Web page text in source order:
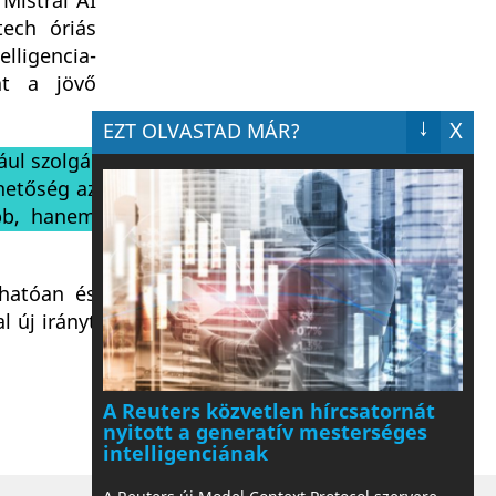
óriás
a jövő
szolgál
az
hanem
és
új irányt
EZT OLVASTAD MÁR? X
↓
A Reuters közvetlen hírcsatornát
nyitott a generatív mesterséges
intelligenciának